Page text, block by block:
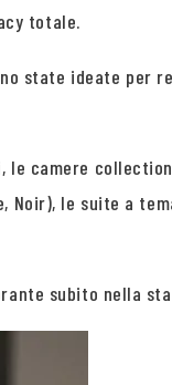
totale.
state ideate per
le suite a
subito nella